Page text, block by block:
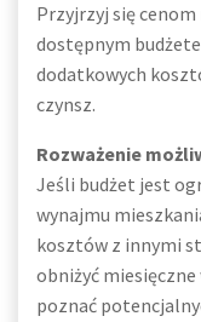
Przyjrzyj się
dostępnym
dodatkowych
czynsz.
Rozważenie
Jeśli budżet jest
wynajmu
kosztów z innymi
obniżyć
poznać